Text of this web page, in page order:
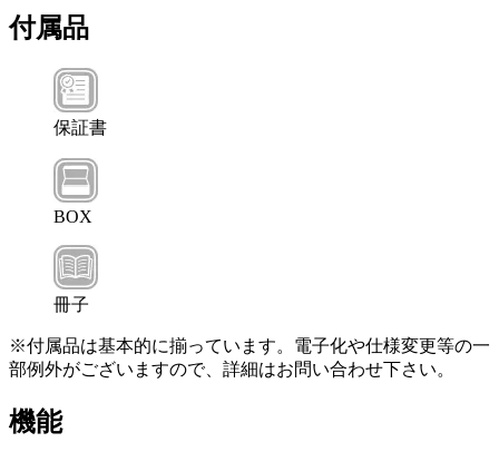
付属品
保証書
BOX
冊子
※付属品は基本的に揃っています。電子化や仕様変更等の一
部例外がございますので、詳細はお問い合わせ下さい。
機能